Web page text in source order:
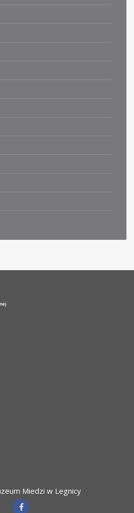
Miedzi w Legnicy